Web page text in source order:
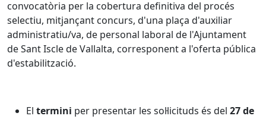
convocatòria per la cobertura definitiva del procés
selectiu, mitjançant concurs, d'una plaça d'auxiliar
administratiu/va, de personal laboral de l'Ajuntament
de Sant Iscle de Vallalta, corresponent a l'oferta pública
d'estabilització.
El termini per presentar les sol·licituds és del 27 de